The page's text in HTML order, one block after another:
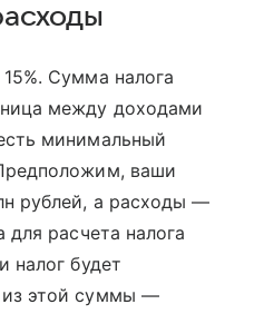
Сумма налога
между доходами
минимальный
ваши
рублей, а расходы —
для расчета налога
налог будет
из этой суммы —